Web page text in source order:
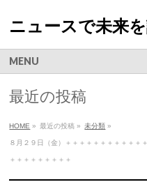
ニュースで未来
MENU
最近の投稿
HOME » 最近の投稿 » 未分類 »
８月２９日（金）＋＋＋＋＋＋＋＋＋＋＋
＋＋＋＋＋＋＋＋＋